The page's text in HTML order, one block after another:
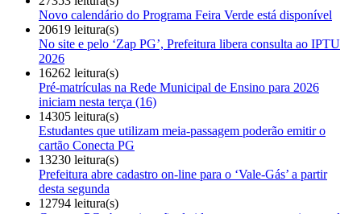
Novo calendário do Programa Feira Verde está disponível
20619 leitura(s)
No site e pelo ‘Zap PG’, Prefeitura libera consulta ao IPTU
2026
16262 leitura(s)
Pré-matrículas na Rede Municipal de Ensino para 2026
iniciam nesta terça (16)
14305 leitura(s)
Estudantes que utilizam meia-passagem poderão emitir o
cartão Conecta PG
13230 leitura(s)
Prefeitura abre cadastro on-line para o ‘Vale-Gás’ a partir
desta segunda
12794 leitura(s)